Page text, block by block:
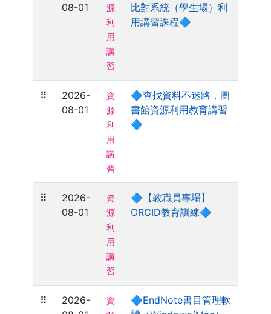
08-01
源
利
用
講
習
比對系統（學生場）利
用講習課程🔷
⠿
2026-
08-01
資
源
利
用
講
習
🔷查找資料不迷路，圖
書館資源利用教育講習
🔷
⠿
2026-
08-01
資
源
利
用
講
習
🔷【教職員專場】
ORCID教育訓練🔷
⠿
2026-
資
🔷EndNote書目管理軟